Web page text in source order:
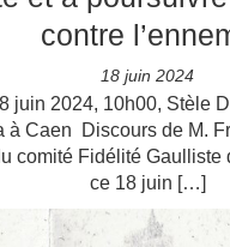
contre
18 juin 2024
juin 2024, 10h00, Stèle
à Caen Discours de M.
comité Fidélité Gaulliste
ce 18 juin […]